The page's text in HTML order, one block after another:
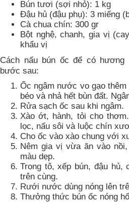
Bún tươi (sợi nhỏ): 1 kg
Đậu hủ (đậu phụ): 3 miếng
Cà chua chín: 300 gr
Bột nghệ, chanh, gia vị
khẩu vị
Cách nấu bún ốc để có
bước sau:
Ốc ngâm nước vo gạo
béo và nhả hết bùn đất.
Rửa sạch ốc sau khi ngâm.
Xào ớt, hành, tỏi cho
lọc, nấu sôi và luộc chín
Cho ốc vào xào chung với
Nêm gia vị vừa ăn vào
màu dẹp.
Trong tô, xếp bún, đậu hủ,
trên cùng.
Rưới nước dùng nóng lên
Thưởng thức bún ốc nóng